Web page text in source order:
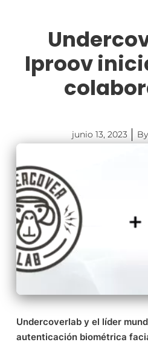
Iproov
junio 13, 2023 By
Undercoverlab y el líder
autenticación biométrica